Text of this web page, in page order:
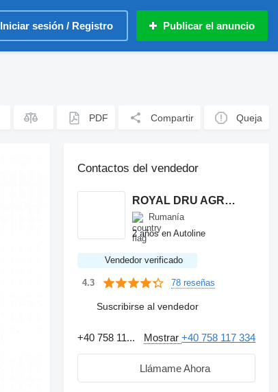
Iniciar sesión / Registro Publicar el anuncio
PDF Compartir Queja
Contactos del vendedor
ROYAL DRU AGRO S.R.L.
Rumanía
2 años en Autoline
Vendedor verificado
4.3 78 reseñas
Suscribirse al vendedor
+40 758 11... Mostrar+40 758 117 334
Llámame Ahora